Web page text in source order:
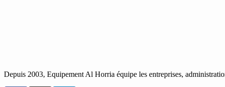
Depuis 2003, Equipement Al Horria équipe les entreprises,